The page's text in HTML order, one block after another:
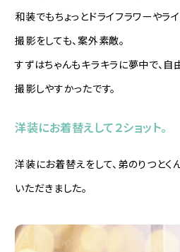
和装でもちょっとドライフラワーやラ
撮影をしても、案外素敵。
すずはちゃんもキラキラに夢中で、自
撮影しやすかったです。
洋装にお着替えして２ショット。
洋装にお着替えをして、弟のりつとく
いただきました。